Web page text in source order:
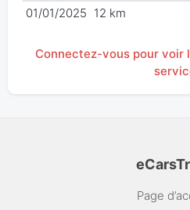
01/01/2025 12 km
Connectez-vous pour voir
Page